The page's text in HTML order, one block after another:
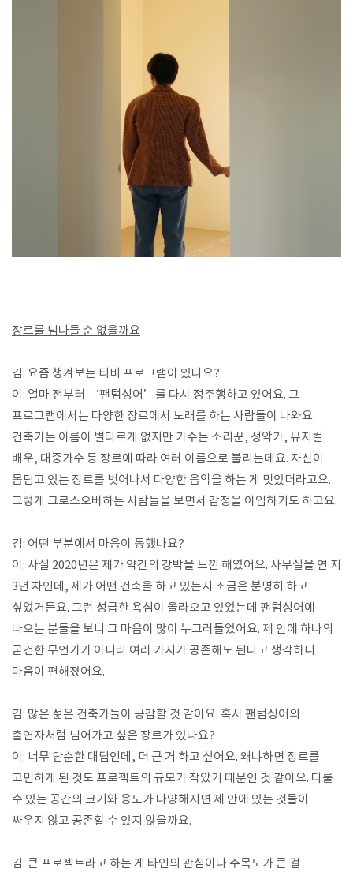
장르를 넘나들 순 없을까요
김: 요즘 챙겨보는 티비 프로그램이 있나요?
이: 얼마 전부터 ‘팬텀싱어’를 다시 정주행하고 있어요. 그
프로그램에서는 다양한 장르에서 노래를 하는 사람들이 나와요.
건축가는 이름이 별다르게 없지만 가수는 소리꾼, 성악가, 뮤지컬
배우, 대중가수 등 장르에 따라 여러 이름으로 불리는데요. 자신이
몸담고 있는 장르를 벗어나서 다양한 음악을 하는 게 멋있더라고요.
그렇게 크로스오버하는 사람들을 보면서 감정을 이입하기도 하고요​.
김: 어떤 부분에서 마음이 동했나요?
이: 사실 2020년은 제가 약간의 강박을 느낀 해였어요. 사무실을 연 지
3년 차인데, 제가 어떤 건축을 하고 있는지 조금은 분명히 하고
싶었거든요. 그런 성급한 욕심이 올라오고 있었는데 팬텀싱어에
나오는 분들을 보니 그 마음이 많이 누그러들었어요. 제 안에 하나의
굳건한 무언가가 아니라 여러 가지가 공존해도 된다고 생각하니
마음이 편해졌어요.
김: 많은 젊은 건축가들이 공감할 것 같아요. 혹시 팬텀싱어의
출연자처럼 넘어가고 싶은 장르가 있나요?
이: 너무 단순한 대답인데, 더 큰 거 하고 싶어요. 왜냐하면 장르를
고민하게 된 것도 프로젝트의 규모가 작았기 때문인 것 같아요. 다룰
수 있는 공간의 크기와 용도가 다양해지면 제 안에 있는 것들이
싸우지 않고 공존할 수 있지 않을까요.
김: 큰 프로젝트라고 하는 게 타인의 관심이나 주목도가 큰 걸